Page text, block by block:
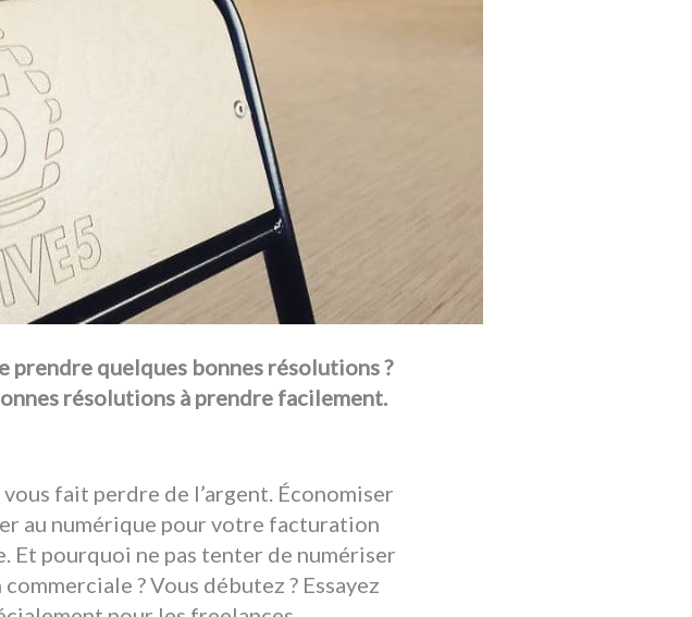
prendre quelques bonnes résolutions ?
résolutions à prendre facilement.
fait perdre de l’argent. Économiser
au numérique pour votre facturation
Et pourquoi ne pas tenter de numériser
? Vous débutez ? Essayez